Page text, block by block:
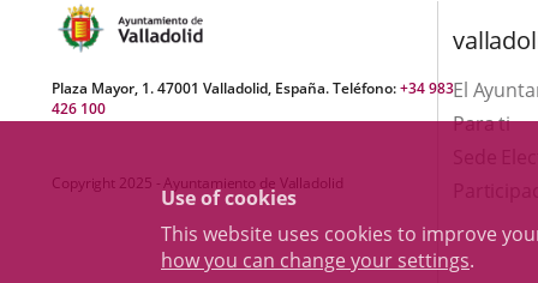
Use of cookies
This website uses cookies to improve
how you can change your settings.
Plaza Mayor, 1. 47001 Valladolid, España. Teléfono:+34 983
426 100
Copyright 2025 - Ayuntamiento de Valladolid
El
Para ti